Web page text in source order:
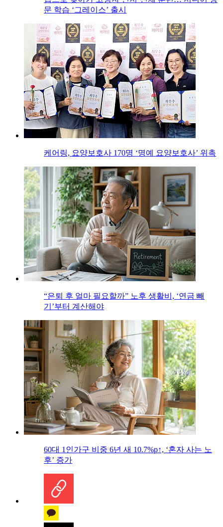
문 학습 ‘그레이스’ 출시
케어링, 요양보호사 170명 ‘명예 요양보호사’ 위촉
“은퇴 후 얼마 필요할까” 노후 생활비, ‘연금 빼
기’부터 계산해야
60대 1인가구 비중 6년 새 10.7%p↑, ‘혼자 사는 노
후’ 증가